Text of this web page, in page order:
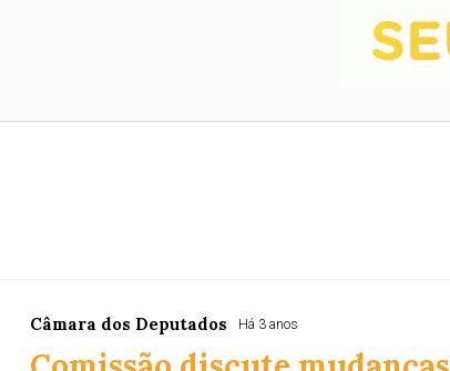
Câmara dos Deputados Há 3 anos